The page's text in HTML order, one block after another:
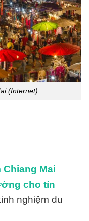
(Internet)
Chiang Mai
cho tín
nghiệm du